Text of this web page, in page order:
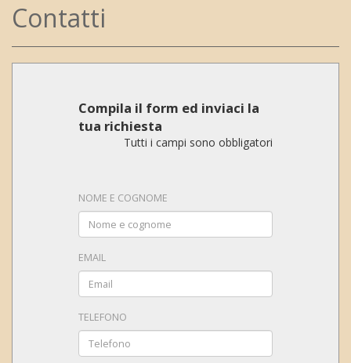
Contatti
Compila il form ed inviaci la
tua richiesta
Tutti i campi sono obbligatori
NOME E COGNOME
EMAIL
TELEFONO